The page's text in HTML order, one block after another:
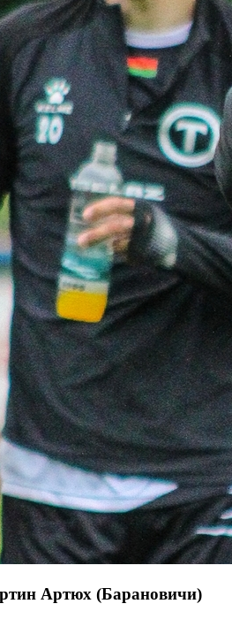
Артюх (Барановичи)